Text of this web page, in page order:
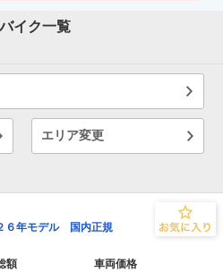
イク一覧
エリア変更
６年モデル 国内正規
額
車両価格